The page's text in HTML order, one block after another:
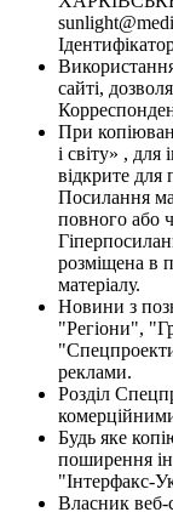
сайті,
При
і світу» ,
відкрите для
Посилання
повного або
розміщена в
матеріалу.
Новини з
"Регіони",
реклами.
Розділ
Будь яке
поширення
"Інтерфакс-
Власник веб-